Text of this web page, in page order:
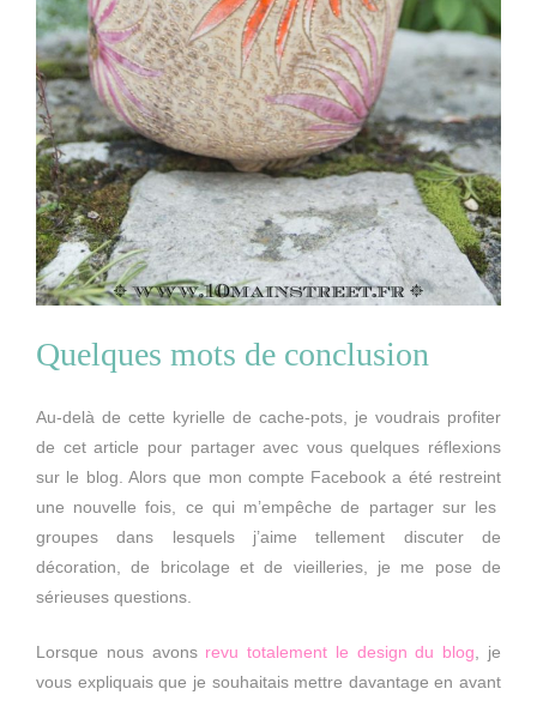
Quelques mots de conclusion
Au-delà de cette kyrielle de cache-pots, je voudrais profiter
de cet article pour partager avec vous quelques réflexions
sur le blog. Alors que mon compte Facebook a été restreint
une nouvelle fois, ce qui m’empêche de partager sur les
groupes dans lesquels j’aime tellement discuter de
décoration, de bricolage et de vieilleries, je me pose de
sérieuses questions.
Lorsque nous avons revu totalement le design du blog, je
vous expliquais que je souhaitais mettre davantage en avant